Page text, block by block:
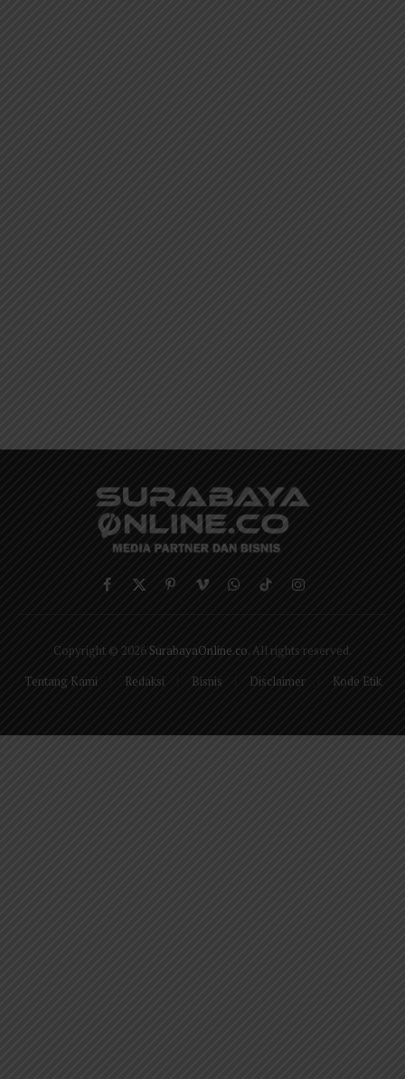
Facebook
X
PinterestVimeoWhatsApp
TikTokInstagram
Copyright © 2026 SurabayaOnline.co. All rights reserved.
Tentang Kami
Redaksi Bisnis Disclaimer Kode Etik